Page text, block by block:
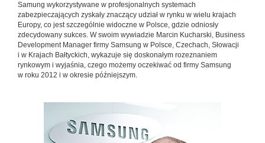
Samung wykorzystywane w profesjonalnych systemach
zabezpieczających zyskały znaczący udział w rynku w wielu krajach
Europy, co jest szczególnie widoczne w Polsce, gdzie odniosły
zdecydowany sukces. W swoim wywiadzie Marcin Kucharski, Business
Development Manager firmy Samsung w Polsce, Czechach, Słowacji
i w Krajach Bałtyckich, wykazuje się doskonałym rozeznaniem
rynkowym i wyjaśnia, czego możemy oczekiwać od firmy Samsung
w roku 2012 i w okresie późniejszym.